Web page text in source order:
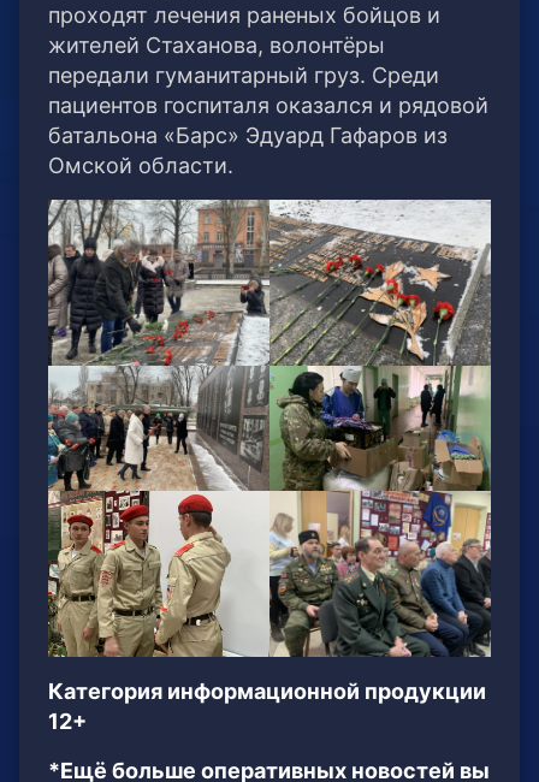
проходят лечения раненых бойцов и
жителей Стаханова, волонтёры
передали гуманитарный груз. Среди
пациентов госпиталя оказался и рядовой
батальона «Барс» Эдуард Гафаров из
Омской области.
Категория информационной продукции
12+
*Ещё больше оперативных новостей вы